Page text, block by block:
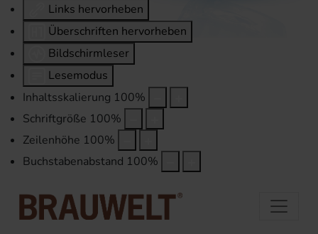
Links hervorheben
Überschriften hervorheben
Bildschirmleser
Lesemodus
Inhaltsskalierung 100%
Schriftgröße 100%
Zeilenhöhe 100%
Buchstabenabstand 100%